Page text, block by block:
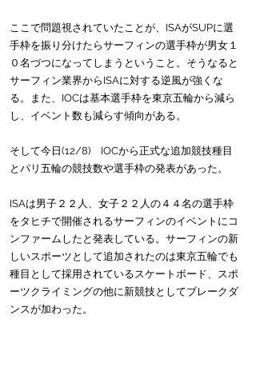
ここで問題視されていたことが、ISAがSUPに選
手枠を振り分けたらサーフィンの選手枠が男女１
０名づつになってしまうということ。そうなると
サーフィン業界からISAに対する逆風が強くな
る。また、IOCは基本選手枠を東京五輪から減ら
し、イベント数も減らす傾向がある。
そして今日(12/8)　IOCから正式な追加競技種目
とパリ五輪の競技数や選手枠の発表があった。
ISAは男子２２人、女子２２人の４４名の選手枠
をタヒチで開催されるサーフィンのイベントにコ
ンファームしたと発表している。サーフィンの新
しいスポーツとして追加されたのは東京五輪でも
種目として採用されているスケートボード、スポ
ーツクライミングの他に新競技としてブレークダ
ンスが加わった。